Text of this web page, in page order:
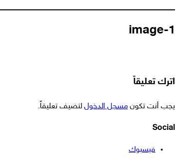
image-1
اترك تعليقاً
يجب أنت تكون مسجل الدخول لتضيف تعليقاً.
Social
فيسبوك